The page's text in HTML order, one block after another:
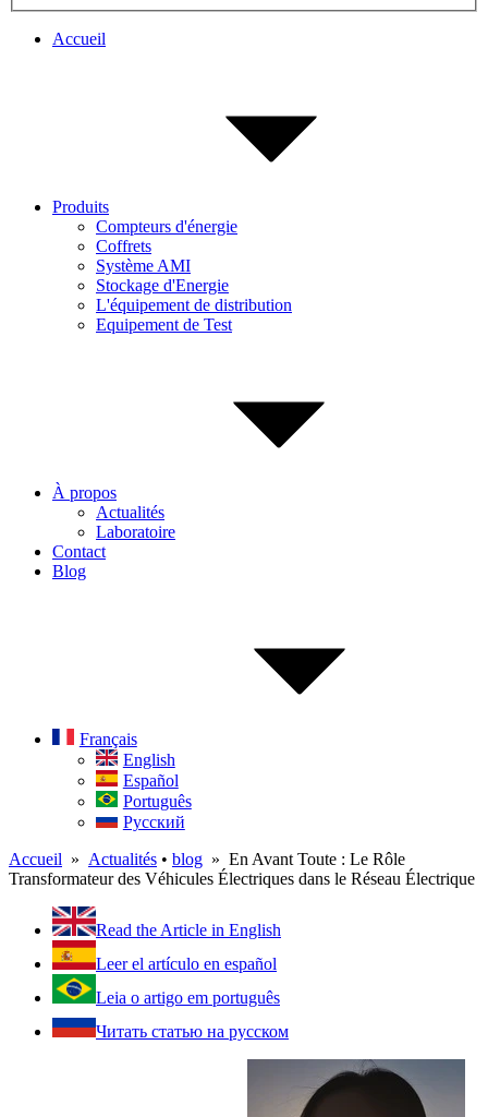
Accueil
Produits
Compteurs d'énergie
Coffrets
Système AMI
Stockage d'Energie
L'équipement de distribution
Equipement de Test
À propos
Actualités
Laboratoire
Contact
Blog
Français
English
Español
Português
Русский
Accueil » Actualités • blog » En Avant Toute : Le Rôle
Transformateur des Véhicules Électriques dans le Réseau Électrique
Read the Article in English
Leer el artículo en español
Leia o artigo em português
Читать статью на русском